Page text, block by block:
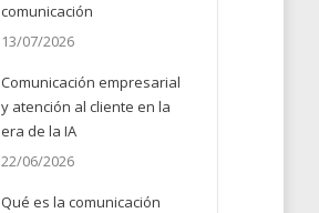
comunicación
13/07/2026
Comunicación empresarial
y atención al cliente en la
era de la IA
22/06/2026
Qué es la comunicación